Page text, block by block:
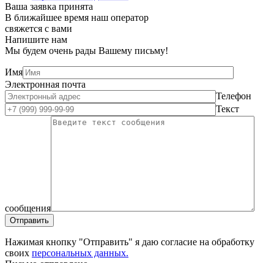
Ваша заявка принята
В ближайшее время наш оператор
свяжется с вами
Напишите нам
Мы будем очень рады Вашему письму!
Имя
Электронная почта
Телефон
Текст
сообщения
Нажимая кнопку "Отправить" я даю согласие на обработку
своих персональных данных.